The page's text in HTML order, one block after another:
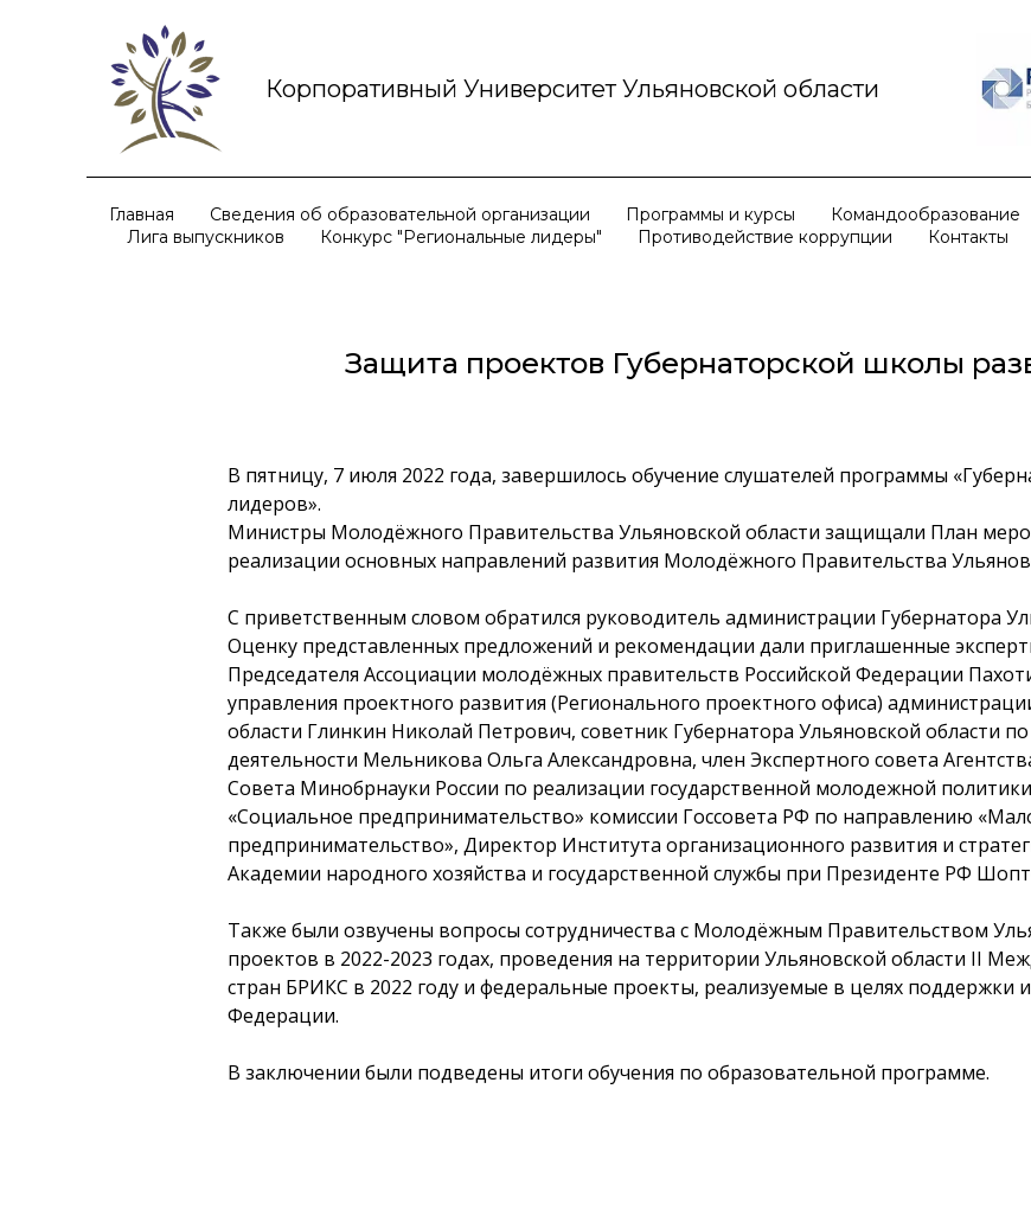
Корпоративный Университет Ульяновской области
Главная Сведения об образовательной организации Программы и курсы
Командообразование
Лига выпускников
Конкурс "Региональные лидеры" Противодействие коррупции Контакты
Защита проектов Губернаторской школы
В пятницу, 7 июля 2022 года, завершилось обучение слушателей программы
лидеров».
Министры Молодёжного Правительства Ульяновской области защищали План
реализации основных направлений развития Молодёжного Правительства
С приветственным словом обратился руководитель администрации Губернатора
Оценку представленных предложений и рекомендации дали приглашенные
Председателя Ассоциации молодёжных правительств Российской Федерации
управления проектного развития (Регионального проектного офиса)
области Глинкин Николай Петрович, советник Губернатора Ульяновской области
деятельности Мельникова Ольга Александровна, член Экспертного совета
Совета Минобрнауки России по реализации государственной молодежной
«Социальное предпринимательство» комиссии Госсовета РФ по направлению
предпринимательство», Директор Института организационного развития и
Академии народного хозяйства и государственной службы при Президенте РФ
Также были озвучены вопросы сотрудничества с Молодёжным Правительством
проектов в 2022-2023 годах, проведения на территории Ульяновской области II
стран БРИКС в 2022 году и федеральные проекты, реализуемые в целях поддержки
Федерации.
В заключении были подведены итоги обучения по образовательной программе.